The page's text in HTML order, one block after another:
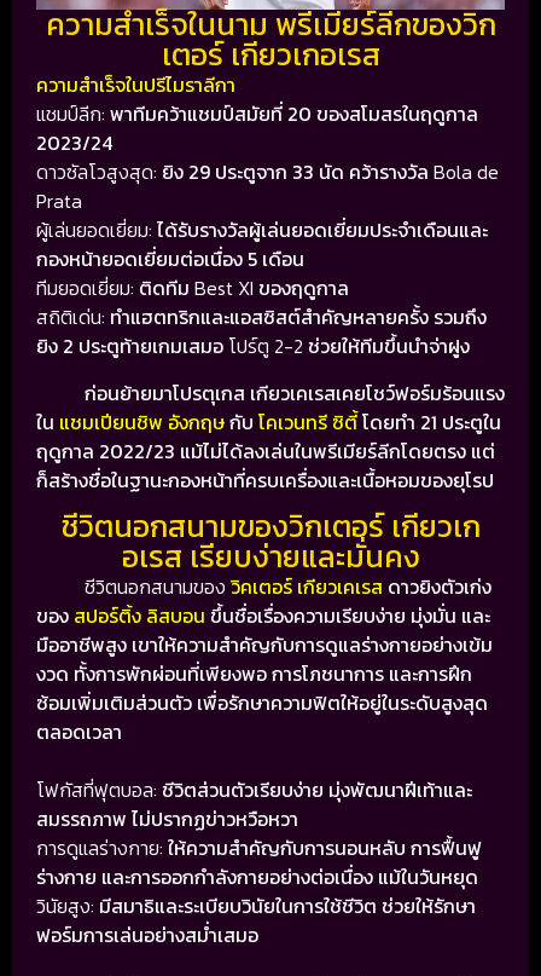
ความสำเร็จในนาม พรีเมียร์ลีกของวิก
เตอร์ เกียวเกอเรส
ความสำเร็จในปรีไมราลีกา
แชมป์ลีก: พาทีมคว้าแชมป์สมัยที่ 20 ของสโมสรในฤดูกาล
2023/24
ดาวซัลโวสูงสุด: ยิง 29 ประตูจาก 33 นัด คว้ารางวัล Bola de
Prata
ผู้เล่นยอดเยี่ยม: ได้รับรางวัลผู้เล่นยอดเยี่ยมประจำเดือนและ
กองหน้ายอดเยี่ยมต่อเนื่อง 5 เดือน
ทีมยอดเยี่ยม: ติดทีม Best XI ของฤดูกาล
สถิติเด่น: ทำแฮตทริกและแอสซิสต์สำคัญหลายครั้ง รวมถึง
ยิง 2 ประตูท้ายเกมเสมอ โปร์ตู 2-2 ช่วยให้ทีมขึ้นนำจ่าฝูง
ก่อนย้ายมาโปรตุเกส เกียวเคเรสเคยโชว์ฟอร์มร้อนแรง
ใน แชมเปียนชิพ อังกฤษกับ โคเวนทรี ซิตี้โดยทำ 21 ประตูใน
ฤดูกาล 2022/23 แม้ไม่ได้ลงเล่นในพรีเมียร์ลีกโดยตรง แต่
ก็สร้างชื่อในฐานะกองหน้าที่ครบเครื่องและเนื้อหอมของยุโรป
ชีวิตนอกสนามของวิกเตอร์ เกียวเก
อเรส เรียบง่ายและมั่นคง
ชีวิตนอกสนามของ วิคเตอร์ เกียวเคเรส ดาวยิงตัวเก่ง
ของ สปอร์ติ้ง ลิสบอน ขึ้นชื่อเรื่องความเรียบง่าย มุ่งมั่น และ
มืออาชีพสูง เขาให้ความสำคัญกับการดูแลร่างกายอย่างเข้ม
งวด ทั้งการพักผ่อนที่เพียงพอ การโภชนาการ และการฝึก
ซ้อมเพิ่มเติมส่วนตัว เพื่อรักษาความฟิตให้อยู่ในระดับสูงสุด
ตลอดเวลา
โฟกัสที่ฟุตบอล: ชีวิตส่วนตัวเรียบง่าย มุ่งพัฒนาฝีเท้าและ
สมรรถภาพ ไม่ปรากฏข่าวหวือหวา
การดูแลร่างกาย: ให้ความสำคัญกับการนอนหลับ การฟื้นฟู
ร่างกาย และการออกกำลังกายอย่างต่อเนื่อง แม้ในวันหยุด
วินัยสูง: มีสมาธิและระเบียบวินัยในการใช้ชีวิต ช่วยให้รักษา
ฟอร์มการเล่นอย่างสม่ำเสมอ